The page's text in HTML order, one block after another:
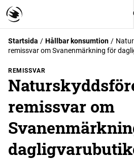
Startsida Hållbar konsumtion
remissvar om Svanenmärkning för
REMISSVAR
remissvar om